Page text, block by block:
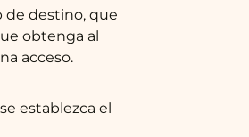
de destino, que
obtenga al
acceso.
establezca el